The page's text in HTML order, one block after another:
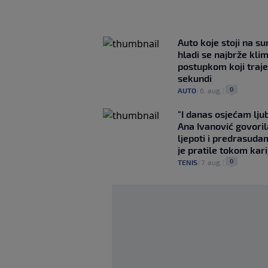
Auto koje stoji na
hladi se najbrže
postupkom koji
sekundi
AUTO 6. aug. 0
"I danas osjećam
Ana Ivanović
ljepoti i
je pratile tokom
TENIS 7. aug. 0